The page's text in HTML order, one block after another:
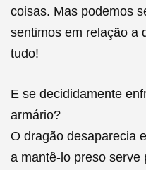
coisas. Mas podemos
sentimos em relação a
tudo!
E se decididamente
armário?
O dragão desaparecia
a mantê-lo preso serve